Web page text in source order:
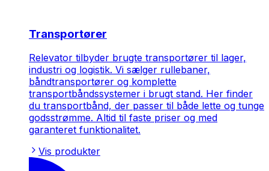
Transportører
Relevator tilbyder brugte transportører til lager,
industri og logistik. Vi sælger rullebaner,
båndtransportører og komplette
transportbåndssystemer i brugt stand. Her finder
du transportbånd, der passer til både lette og tunge
godsstrømme. Altid til faste priser og med
garanteret funktionalitet.
Vis produkter